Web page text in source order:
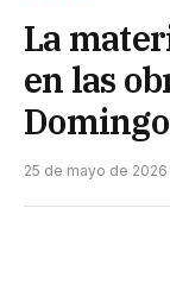
La
en las
25 de mayo de 2026